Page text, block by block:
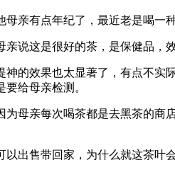
亲有点年纪了，最近老是喝一
说这是很好的茶，是保健品，
的效果也太显著了，有点不实
给母亲检测。
母亲每次喝茶都是去黑茶的商
出售带回家，为什么就这茶叶